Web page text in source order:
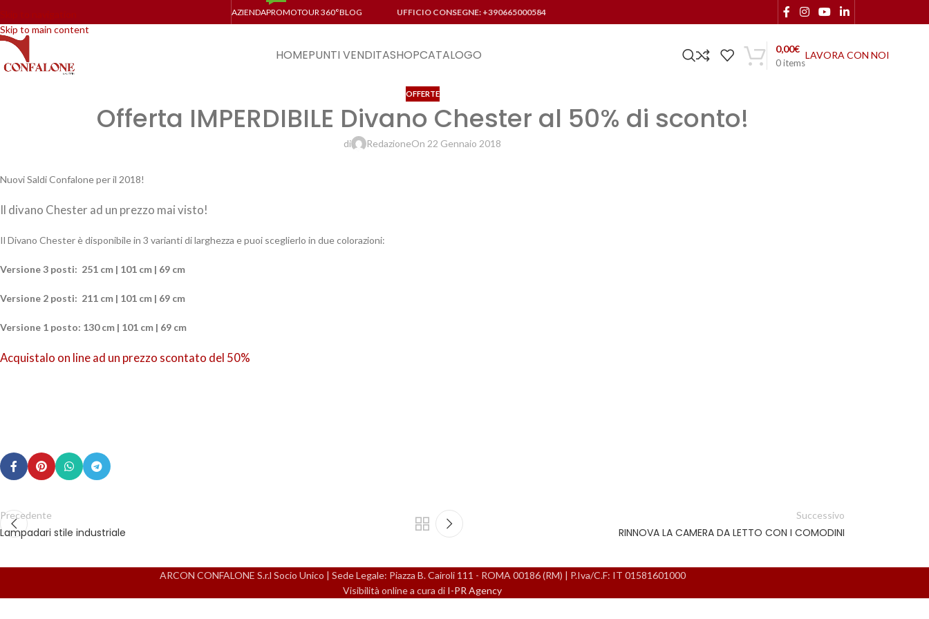
Skip to main content
AZIENDAPROMOTOUR 360°BLOG UFFICIO CONSEGNE: +390665000584
HOMEPUNTI VENDITASHOPCATALOGO 0items
0,00€
LAVORA CON NOI
OFFERTE
Offerta IMPERDIBILE Divano Chester al 50% di sconto!
di RedazioneOn 22 Gennaio 2018
Nuovi Saldi Confalone per il 2018!
Il divano Chester ad un prezzo mai visto!
Il Divano Chester è disponibile in 3 varianti di larghezza e puoi sceglierlo in due colorazioni:
Versione 3 posti: 251 cm | 101 cm | 69 cm
Versione 2 posti: 211 cm | 101 cm | 69 cm
Versione 1 posto: 130 cm | 101 cm | 69 cm
Acquistalo on line ad un prezzo scontato del 50%
Precedente
Lampadari stile industriale
Successivo
RINNOVA LA CAMERA DA LETTO CON I COMODINI
ARCON CONFALONE S.r.l Socio Unico | Sede Legale: Piazza B. Cairoli 111 - ROMA 00186 (RM) | P.Iva/C.F: IT 01581601000
Visibilità online a cura di I-PR Agency